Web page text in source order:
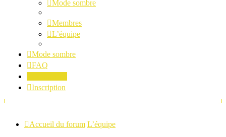
Mode sombre
Membres
L’équipe
Mode sombre
FAQ
Inscription
Accueil du forum L’équipe